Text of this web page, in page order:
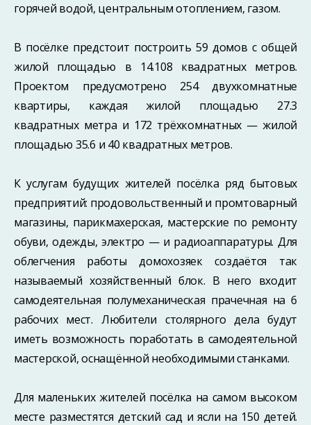
горячей водой, центральным отоплением, газом.
В посёлке предстоит построить 59 домов с общей
жилой площадью в 14.108 квадратных метров.
Проектом предусмотрено 254 двухкомнатные
квартиры, каждая жилой площадью 27.3
квадратных метра и 172 трёхкомнатных — жилой
площадью 35.6 и 40 квадратных метров.
К услугам будущих жителей посёлка ряд бытовых
предприятий: продовольственный и промтоварный
магазины, парикмахерская, мастерские по ремонту
обуви, одежды, электро — и радиоаппаратуры. Для
облегчения работы домохозяек создаётся так
называемый хозяйственный блок. В него входит
самодеятельная полумеханическая прачечная на 6
рабочих мест. Любители столярного дела будут
иметь возможность поработать в самодеятельной
мастерской, оснащённой необходимыми станками.
Для маленьких жителей посёлка на самом высоком
месте разместятся детский сад и ясли на 150 детей.